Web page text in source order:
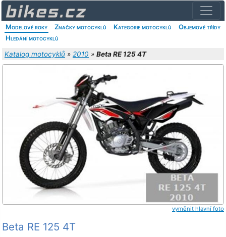
Modelové roky Značky motocyklů Kategorie motocyklů
Objemové třídy
Hledání motocyklů
Katalog motocyklů » 2010 » Beta RE 125 4T
vyměnit hlavní foto
Beta RE 125 4T